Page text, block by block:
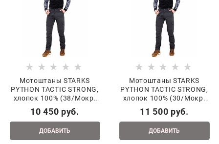
Мотоштаны STARKS
PYTHON TACTIC STRONG,
хлопок 100% (38/Мокр.
асф.)
10 450 руб.
ДОБАВИТЬ
Мотоштаны STARKS
PYTHON TACTIC STRONG,
хлопок 100% (30/Мокр.
асф.)
11 500 руб.
ДОБАВИТЬ